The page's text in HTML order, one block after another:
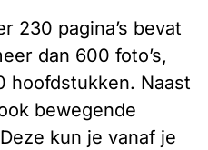
230 pagina’s bevat
dan 600 foto’s,
hoofdstukken. Naast
bewegende
kun je vanaf je